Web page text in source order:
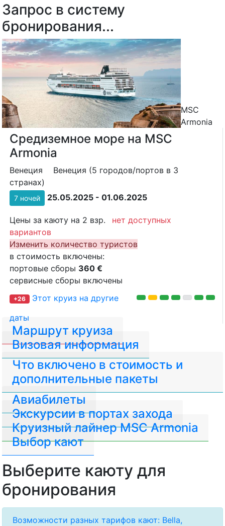
MSC
Armonia
Средиземное море на MSC
Armonia
Венеция
Венеция (5 городов/портов в 3
странах)
7 ночей 25.05.2025 - 01.06.2025
Цены за каюту на 2 взр.
нет доступных
вариантов
Изменить количество туристов
в стоимость включены:
портовые сборы 360 €
сервисные сборы включены
+26
Этот круиз на другие
даты
Запрос в систему
бронирования...
Маршрут круиза
Визовая информация
Авиабилеты
Что включено в стоимость и
дополнительные пакеты
Экскурсии в портах захода
Круизный лайнер MSC Armonia
Выбор кают
Выберите каюту для
бронирования
Возможности разных тарифов кают: Bella,